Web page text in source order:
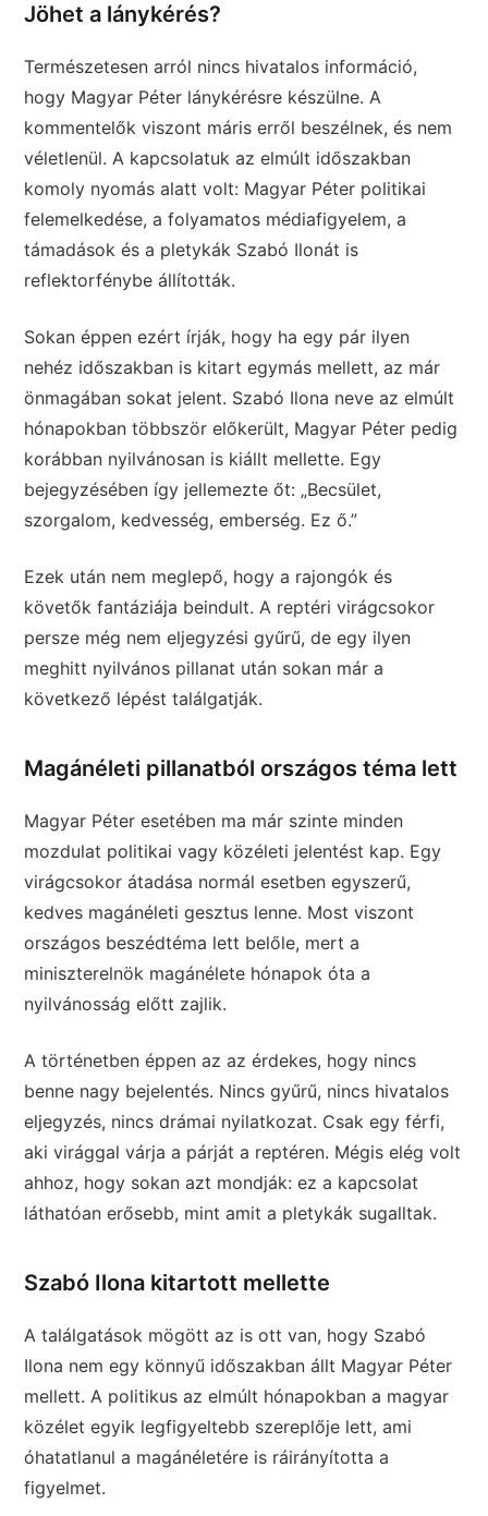
Jöhet a lánykérés?
Természetesen arról nincs hivatalos információ,
hogy Magyar Péter lánykérésre készülne. A
kommentelők viszont máris erről beszélnek, és nem
véletlenül. A kapcsolatuk az elmúlt időszakban
komoly nyomás alatt volt: Magyar Péter politikai
felemelkedése, a folyamatos médiafigyelem, a
támadások és a pletykák Szabó Ilonát is
reflektorfénybe állították.
Sokan éppen ezért írják, hogy ha egy pár ilyen
nehéz időszakban is kitart egymás mellett, az már
önmagában sokat jelent. Szabó Ilona neve az elmúlt
hónapokban többször előkerült, Magyar Péter pedig
korábban nyilvánosan is kiállt mellette. Egy
bejegyzésében így jellemezte őt: „Becsület,
szorgalom, kedvesség, emberség. Ez ő.”
Ezek után nem meglepő, hogy a rajongók és
követők fantáziája beindult. A reptéri virágcsokor
persze még nem eljegyzési gyűrű, de egy ilyen
meghitt nyilvános pillanat után sokan már a
következő lépést találgatják.
Magánéleti pillanatból országos téma lett
Magyar Péter esetében ma már szinte minden
mozdulat politikai vagy közéleti jelentést kap. Egy
virágcsokor átadása normál esetben egyszerű,
kedves magánéleti gesztus lenne. Most viszont
országos beszédtéma lett belőle, mert a
miniszterelnök magánélete hónapok óta a
nyilvánosság előtt zajlik.
A történetben éppen az az érdekes, hogy nincs
benne nagy bejelentés. Nincs gyűrű, nincs hivatalos
eljegyzés, nincs drámai nyilatkozat. Csak egy férfi,
aki virággal várja a párját a reptéren. Mégis elég volt
ahhoz, hogy sokan azt mondják: ez a kapcsolat
láthatóan erősebb, mint amit a pletykák sugalltak.
Szabó Ilona kitartott mellette
A találgatások mögött az is ott van, hogy Szabó
Ilona nem egy könnyű időszakban állt Magyar Péter
mellett. A politikus az elmúlt hónapokban a magyar
közélet egyik legfigyeltebb szereplője lett, ami
óhatatlanul a magánéletére is ráirányította a
figyelmet.